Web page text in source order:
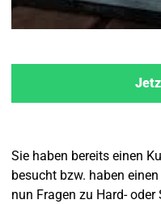
Sie haben bereits einen
besucht bzw. haben
nun Fragen zu Hard-